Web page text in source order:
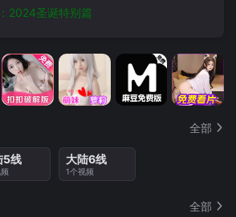
2024圣诞特别篇
全部
5线 大陆6线
1个视频
全部